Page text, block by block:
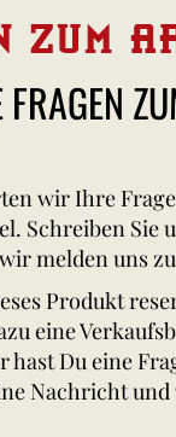
ZUM
wir Ihre
Schreiben Sie
melden uns
Produkt
eine
hast Du eine
Nachricht